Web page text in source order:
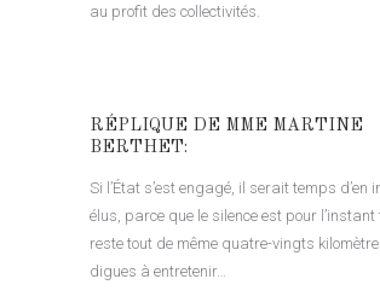
au profit des collectivités.
RÉPLIQUE DE MME MARTINE
BERTHET:
Si l’État s’est engagé, il serait temps d’en
élus, parce que le silence est pour l’instant
reste tout de même quatre-vingts
digues à entretenir…